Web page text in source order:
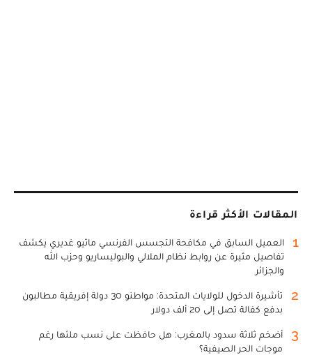
المقالات الأكثر قراءة
1
العميل السابق في مكافحة التجسس الفرنسي ماثيو غديري يكشف
تفاصيل مثيرة عن روابط نظام الملالي والبوليساريو وحزب الله
والجزائر
2
تأشيرة الدخول للولايات المتحدة: مواطنو 30 دولة إفريقية مطالبون
بدفع كفالة تصل إلى 20 ألف دولار
3
أضخم ثلاثة سدود بالمغرب: هل حافظت على نسب ملئها رغم
موجات الحر الصيفية؟